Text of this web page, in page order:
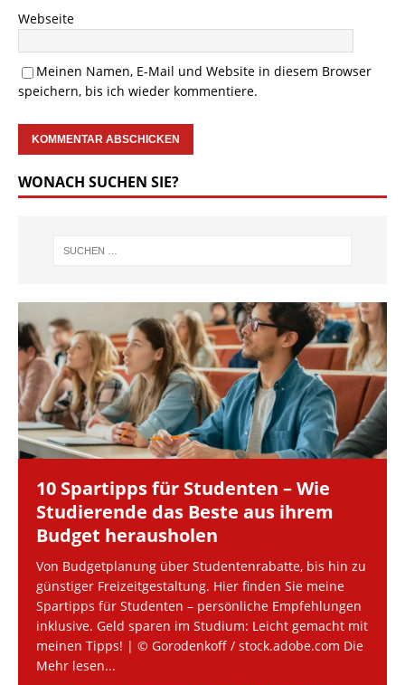
Webseite
Meinen Namen, E-Mail und Website in diesem Browser
speichern, bis ich wieder kommentiere.
WONACH SUCHEN SIE?
10 Spartipps für Studenten – Wie
Studierende das Beste aus ihrem
Budget herausholen
Von Budgetplanung über Studentenrabatte, bis hin zu
günstiger Freizeitgestaltung. Hier finden Sie meine
Spartipps für Studenten – persönliche Empfehlungen
inklusive. Geld sparen im Studium: Leicht gemacht mit
meinen Tipps! | © Gorodenkoff / stock.adobe.com Die
Mehr lesen...